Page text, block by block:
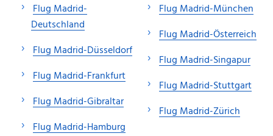
Flug Madrid-
Deutschland
Flug Madrid-Düsseldorf
Flug Madrid-Frankfurt
Flug Madrid-Gibraltar
Flug Madrid-Hamburg
Flug Madrid-München
Flug Madrid-Österreich
Flug Madrid-Singapur
Flug Madrid-Stuttgart
Flug Madrid-Zürich